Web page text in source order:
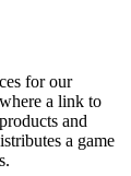
for our
a link to
and
a game